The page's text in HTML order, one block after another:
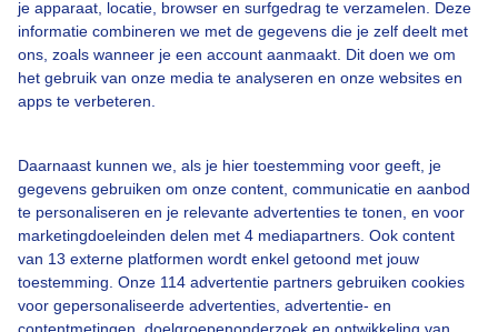
je apparaat, locatie, browser en surfgedrag te verzamelen. Deze
informatie combineren we met de gegevens die je zelf deelt met
ons, zoals wanneer je een account aanmaakt. Dit doen we om
het gebruik van onze media te analyseren en onze websites en
apps te verbeteren.
Daarnaast kunnen we, als je hier toestemming voor geeft, je
gegevens gebruiken om onze content, communicatie en aanbod
te personaliseren en je relevante advertenties te tonen, en voor
marketingdoeleinden delen met 4 mediapartners. Ook content
van 13 externe platformen wordt enkel getoond met jouw
toestemming. Onze 114 advertentie partners gebruiken cookies
voor gepersonaliseerde advertenties, advertentie- en
Een moment geduld aub...
Over Buienradar
Bedrijfsgegevens